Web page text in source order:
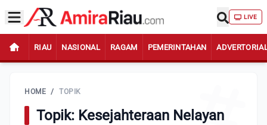
LIVE
RIAU NASIONAL RAGAM PEMERINTAHAN
HOME / TOPIK
Topik: Kesejahteraan Nelayan